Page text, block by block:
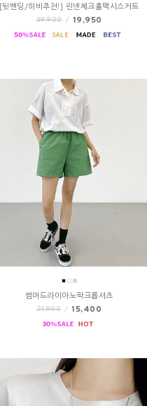
[뒷밴딩/하비추천!] 린넨체크훌맥시스커트
39,900 / 19,950
썸머드라이아노락크롭셔츠
21,900 / 15,400